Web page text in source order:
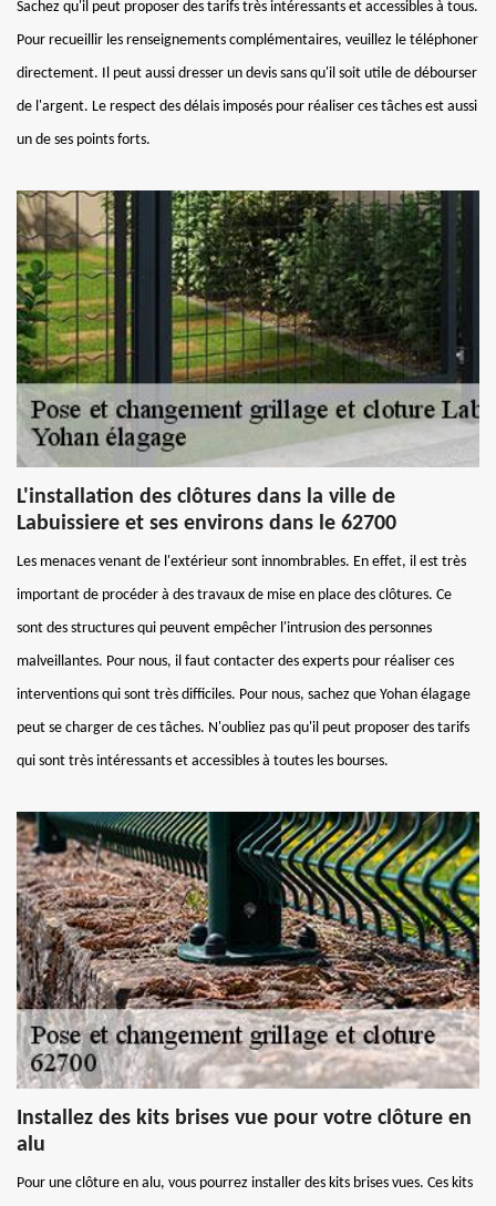
Sachez qu'il peut proposer des tarifs très intéressants et accessibles à tous.
Pour recueillir les renseignements complémentaires, veuillez le téléphoner
directement. Il peut aussi dresser un devis sans qu'il soit utile de débourser
de l'argent. Le respect des délais imposés pour réaliser ces tâches est aussi
un de ses points forts.
L'installation des clôtures dans la ville de
Labuissiere et ses environs dans le 62700
Les menaces venant de l'extérieur sont innombrables. En effet, il est très
important de procéder à des travaux de mise en place des clôtures. Ce
sont des structures qui peuvent empêcher l'intrusion des personnes
malveillantes. Pour nous, il faut contacter des experts pour réaliser ces
interventions qui sont très difficiles. Pour nous, sachez que Yohan élagage
peut se charger de ces tâches. N'oubliez pas qu'il peut proposer des tarifs
qui sont très intéressants et accessibles à toutes les bourses.
Installez des kits brises vue pour votre clôture en
alu
Pour une clôture en alu, vous pourrez installer des kits brises vues. Ces kits